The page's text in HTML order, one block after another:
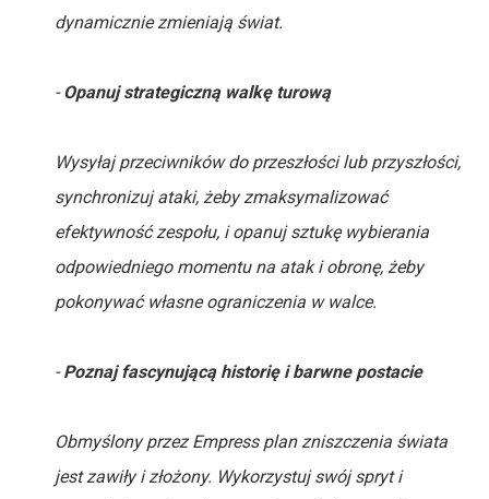
dynamicznie zmieniają świat.
-Opanuj strategiczną walkę turową
Wysyłaj przeciwników do przeszłości lub przyszłości,
synchronizuj ataki, żeby zmaksymalizować
efektywność zespołu, i opanuj sztukę wybierania
odpowiedniego momentu na atak i obronę, żeby
pokonywać własne ograniczenia w walce.
-Poznaj fascynującą historię i barwne postacie
Obmyślony przez Empress plan zniszczenia świata
jest zawiły i złożony. Wykorzystuj swój spryt i